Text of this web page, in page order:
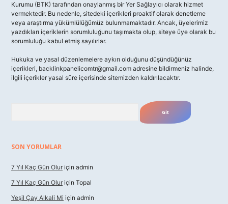
Kurumu (BTK) tarafından onaylanmış bir Yer Sağlayıcı olarak hizmet
vermektedir. Bu nedenle, sitedeki içerikleri proaktif olarak denetleme
veya araştırma yükümlülüğümüz bulunmamaktadır. Ancak, üyelerimiz
yazdıkları içeriklerin sorumluluğunu taşımakta olup, siteye üye olarak bu
sorumluluğu kabul etmiş sayılırlar.
Hukuka ve yasal düzenlemelere aykırı olduğunu düşündüğünüz
içerikleri, backlinkpanelicomtr@gmail.com adresine bildirmeniz halinde,
ilgili içerikler yasal süre içerisinde sitemizden kaldırılacaktır.
SON YORUMLAR
7 Yıl Kaç Gün Olur için admin
7 Yıl Kaç Gün Olur için Topal
Yeşil Çay Alkali Mi için admin